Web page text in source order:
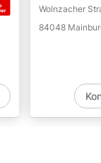
Wolnzacher
84048